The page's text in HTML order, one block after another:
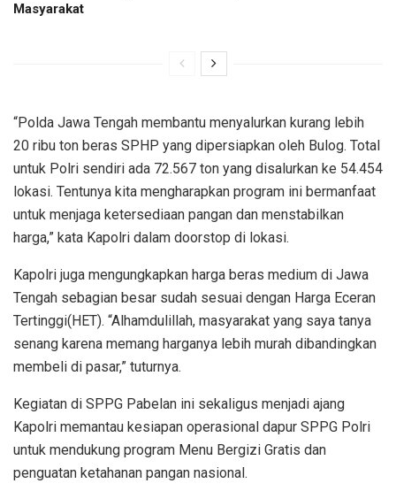
Masyarakat
“Polda Jawa Tengah membantu menyalurkan kurang lebih
20 ribu ton beras SPHP yang dipersiapkan oleh Bulog. Total
untuk Polri sendiri ada 72.567 ton yang disalurkan ke 54.454
lokasi. Tentunya kita mengharapkan program ini bermanfaat
untuk menjaga ketersediaan pangan dan menstabilkan
harga,” kata Kapolri dalam doorstop di lokasi.
Kapolri juga mengungkapkan harga beras medium di Jawa
Tengah sebagian besar sudah sesuai dengan Harga Eceran
Tertinggi(HET). “Alhamdulillah, masyarakat yang saya tanya
senang karena memang harganya lebih murah dibandingkan
membeli di pasar,” tuturnya.
Kegiatan di SPPG Pabelan ini sekaligus menjadi ajang
Kapolri memantau kesiapan operasional dapur SPPG Polri
untuk mendukung program Menu Bergizi Gratis dan
penguatan ketahanan pangan nasional.